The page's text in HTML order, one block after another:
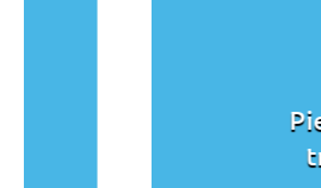
Pielęgnacja